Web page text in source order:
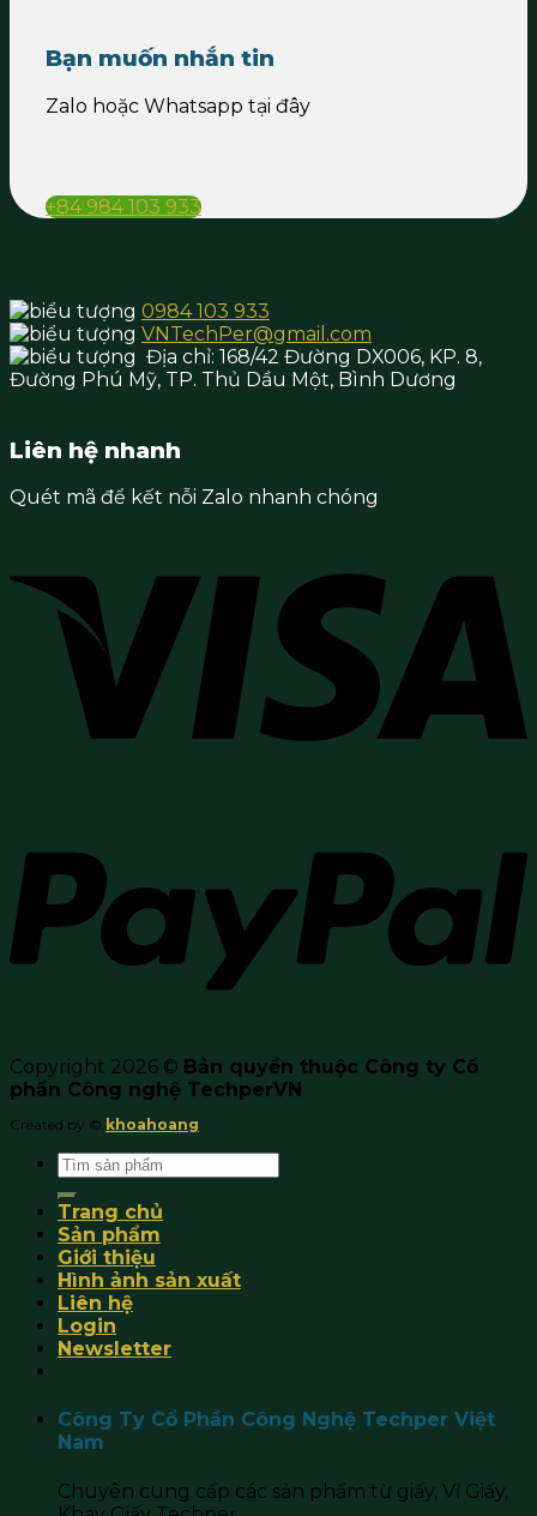
Bạn muốn nhắn tin
Zalo hoặc Whatsapp tại đây
+84 984 103 933
0984 103 933
VNTechPer@gmail.com
Địa chỉ: 168/42 Đường DX006, KP. 8,
Đường Phú Mỹ, TP. Thủ Dầu Một, Bình Dương
Liên hệ nhanh
Quét mã để kết nỗi Zalo nhanh chóng
Copyright 2026 © Bản quyền thuộc Công ty Cổ
phần Công nghệ TechperVN
Created by © khoahoang
Search
Trang chủ
Sản phẩm
Giới thiệu
Hình ảnh sản xuất
Liên hệ
Login
Newsletter
Công Ty Cổ Phần Công Nghệ Techper Việt
Nam
Chuyên cung cấp các sản phẩm từ giấy, Vỉ Giấy,